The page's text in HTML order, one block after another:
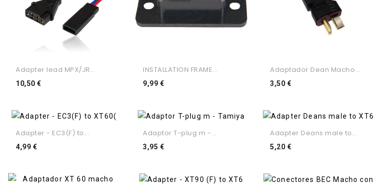
Adapter lead MPX/JR...
10,50 €Preço
INSTALLATION FRAME...
9,99 €Preço
Adaptador Dean Macho...
3,50 €Preço
Adapter - EC3(F) to...
4,99 €Preço
Adaptor T-plug m -...
3,95 €Preço
Adapter Deans male to...
5,20 €Preço